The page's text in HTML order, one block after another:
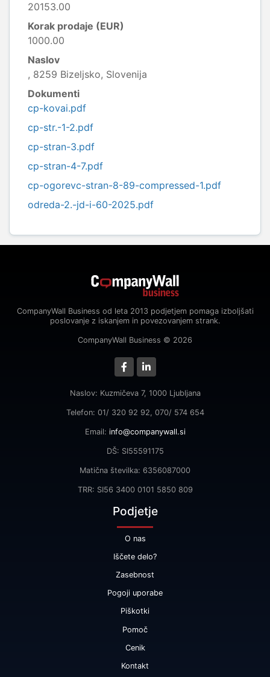
20153.00
Korak prodaje (EUR)
1000.00
Naslov
, 8259 Bizeljsko, Slovenija
Dokumenti
cp-kovai.pdf
cp-str.-1-2.pdf
cp-stran-3.pdf
cp-stran-4-7.pdf
cp-ogorevc-stran-8-89-compressed-1.pdf
odreda-2.-jd-i-60-2025.pdf
CompanyWall Business od leta 2013 podjetjem pomaga izboljšati
poslovanje z iskanjem in povezovanjem strank.
CompanyWall Business © 2026
Naslov: Kuzmičeva 7, 1000 Ljubljana
Telefon: 01/ 320 92 92, 070/ 574 654
Email: info@companywall.si
DŠ: SI55591175
Matična številka: 6356087000
TRR: SI56 3400 0101 5850 809
Podjetje
O nas
Iščete delo?
Zasebnost
Pogoji uporabe
Piškotki
Pomoč
Cenik
Kontakt